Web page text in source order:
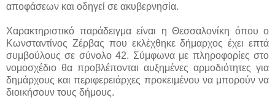
αποφάσεων και οδηγεί σε ακυβερνησία.
Χαρακτηριστικό παράδειγμα είναι η Θεσσαλονίκη όπου ο
Κωνσταντίνος Ζέρβας που εκλέχθηκε δήμαρχος έχει επτά
συμβούλους σε σύνολο 42. Σύμφωνα με πληροφορίες στο
νομοσχέδιο θα προβλέπονται αυξημένες αρμοδιότητες για
δημάρχους και περιφερειάρχες προκειμένου να μπορούν να
διοικήσουν τους δήμους.